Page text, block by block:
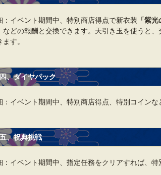
：イベント期間中、特別商店得点で新衣装 「紫
などの報酬と交換できます。天引き玉を使うと
す。
四、ダイヤパック
：イベント期間中、特別商店得点、特別コイン
五、祝典挑戦
：イベント期間中、指定任務をクリアすれば、